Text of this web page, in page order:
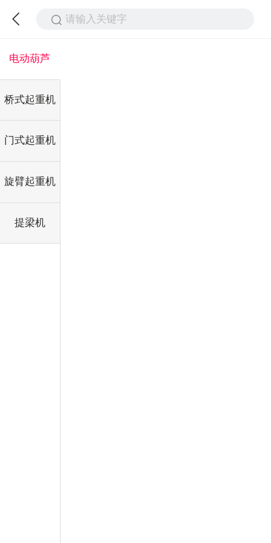
请输入关键字
电动葫芦
桥式起重机
门式起重机
旋臂起重机
提梁机